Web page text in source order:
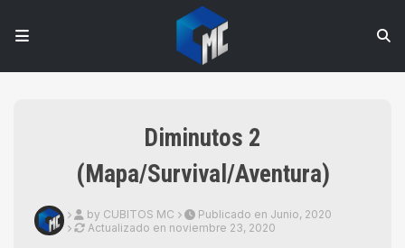
Diminutos 2
(Mapa/Survival/Aventura)
by CUBITOS MC
Publicado en Junio, 2020
Actualizado en noviembre 23, 2020